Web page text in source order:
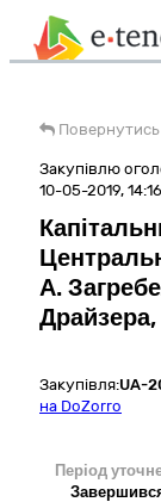
Закупівлю
10-05-2019, 14:16
А.
Драйзера,
Закупівля:UA-
на DoZorro
Період